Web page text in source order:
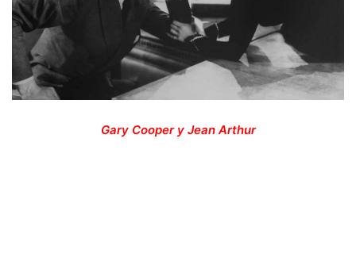
Gary Cooper y Jean Arthur